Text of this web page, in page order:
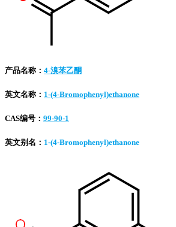
产品名称： 4-溴苯乙酮
英文名称： 1-(4-Bromophenyl)ethanone
CAS编号： 99-90-1
英文别名： 1-(4-Bromophenyl)ethanone